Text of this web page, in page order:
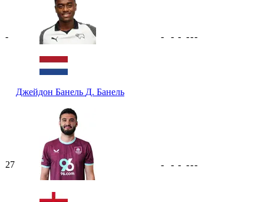
-
Джейдон Банель Д. Банель
- - - ---
27 - - - ---